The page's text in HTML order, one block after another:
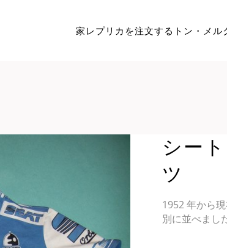
家 レプリカを注文する トン・メル
シー
ツ
1952 年から
別に並べまし